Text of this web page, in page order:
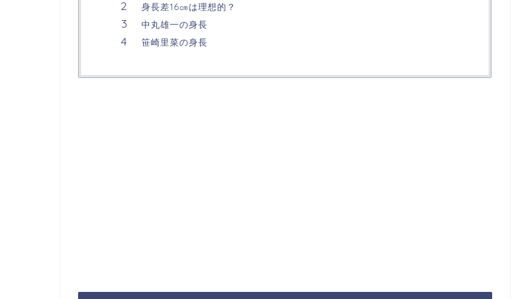
身長差16㎝は理想的？
中丸雄一の身長
笹崎里菜の身長